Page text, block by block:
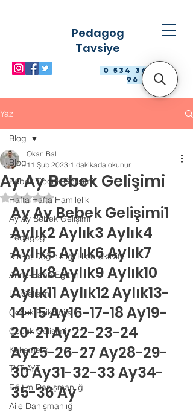
0 534 363 98
96
Pedagog
Tavsiye
Yazı
Blog
Bebek Çocuk Gelişimi
Hafta Hafta Hamilelik
Ay Ay Bebek Gelişimi
Pedagog
Dikkat Dağınıklığı Hiperaktivite
Anne-Baba Eğitimi
Dil Gelişimi
Çocuk Psikolojisi
Çocuk Gelişimi
Kekemelik
TYT-AYT
Eğitim Danışmanlığı
Aile Danışmanlığı
Blog
Ay Ay Bebek Gelişimi
Okan Bal
11 Şub 2023 1 dakikada okunur
5 üzerinden NaN yıldız
Ay Ay Bebek Gelişimi1
Aylık2 Aylık3 Aylık4
Aylık5 Aylık6 Aylık7
Aylık8 Aylık9 Aylık10
Aylık11 Aylık12 Aylık13-
14-15 Ay16-17-18 Ay19-
20-21 Ay22-23-24
Ay25-26-27 Ay28-29-
30 Ay31-32-33 Ay34-
35-36 Ay